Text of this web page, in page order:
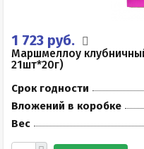
1 723 руб.
Маршмеллоу
21шт*20г)
Срок годности
Вложений в коробке
Вес